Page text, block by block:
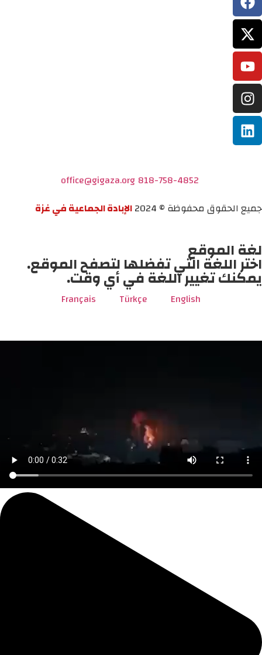
818-758-4852
office@gigaza.org
جميع الحقوق محفوظة © 2024
الإبادة الجماعية في غزة
لغة الموقع
اختر اللغة التي تفضلها لتصفح الموقع.
يمكنك تغيير اللغة في أي وقت.
English
Türkçe
Français